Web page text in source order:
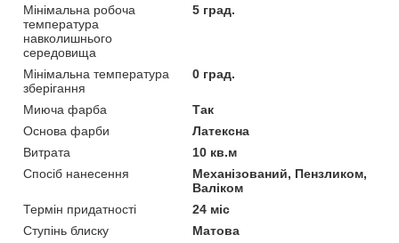
Мінімальна робоча
температура
навколишнього
середовища
5 град.
Мінімальна температура
зберігання
0 град.
Миюча фарба
Так
Основа фарби
Латексна
Витрата
10 кв.м
Спосіб нанесення
Механізований, Пензликом,
Валіком
Термін придатності
24 міс
Ступінь блиску
Матова